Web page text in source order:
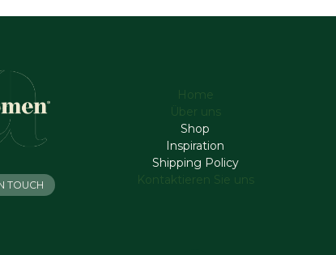
Home
Über uns
Shop
Inspiration
Shipping Policy
Kontaktieren Sie uns
TOUCH